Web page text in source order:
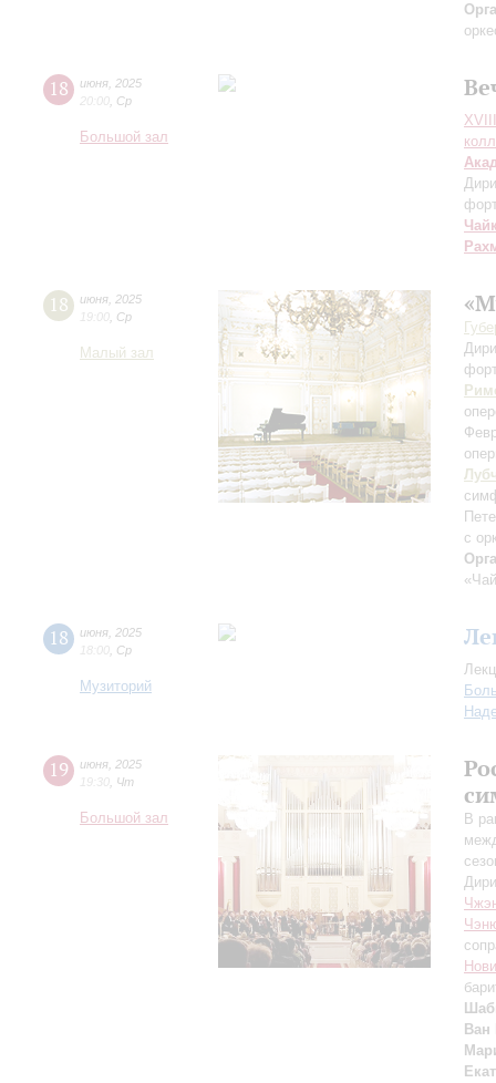
18 июня 2025
20:00 Ср
Большой зал
18 июня 2025
19:00 Ср
Малый зал
с
18 июня 2025
18:00 Ср
Музиторий
19 июня 2025
19:30 Чт
Большой зал
В